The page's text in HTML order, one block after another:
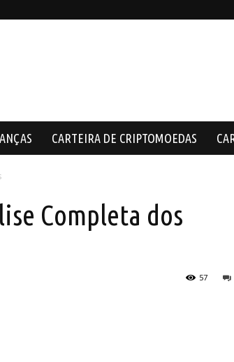
CARTEIRA DE CRIPTOMOEDAS
Completa dos
57